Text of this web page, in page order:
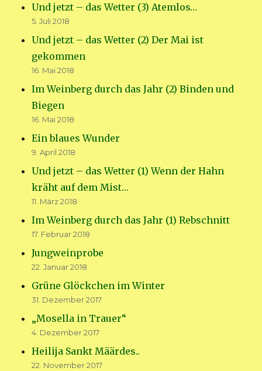
Und jetzt – das Wetter (3) Atemlos…
5. Juli 2018
Und jetzt – das Wetter (2) Der Mai ist
gekommen
16. Mai 2018
Im Weinberg durch das Jahr (2) Binden und
Biegen
16. Mai 2018
Ein blaues Wunder
9. April 2018
Und jetzt – das Wetter (1) Wenn der Hahn
kräht auf dem Mist…
11. März 2018
Im Weinberg durch das Jahr (1) Rebschnitt
17. Februar 2018
Jungweinprobe
22. Januar 2018
Grüne Glöckchen im Winter
31. Dezember 2017
„Mosella in Trauer“
4. Dezember 2017
Heilija Sankt Määrdes..
22. November 2017